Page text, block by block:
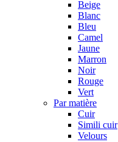
Beige
Blanc
Bleu
Camel
Jaune
Marron
Noir
Rouge
Vert
Par matière
Cuir
Simili cuir
Velours